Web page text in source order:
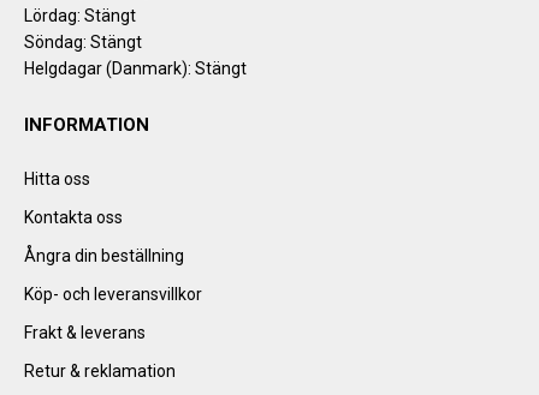
Lördag: Stängt
Söndag: Stängt
Helgdagar (Danmark): Stängt
INFORMATION
Hitta oss
Kontakta oss
Ångra din beställning
Köp- och leveransvillkor
Frakt & leverans
Retur & reklamation